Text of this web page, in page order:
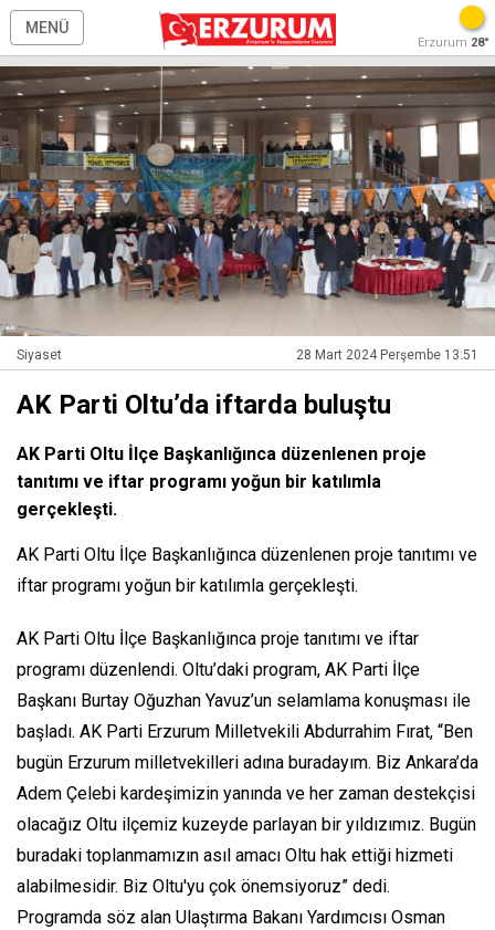
MENÜ
Erzurum 28°
Siyaset 28 Mart 2024 Perşembe 13:51
AK Parti Oltu’da iftarda buluştu
AK Parti Oltu İlçe Başkanlığınca düzenlenen proje
tanıtımı ve iftar programı yoğun bir katılımla
gerçekleşti.
AK Parti Oltu İlçe Başkanlığınca düzenlenen proje tanıtımı ve
iftar programı yoğun bir katılımla gerçekleşti.
AK Parti Oltu İlçe Başkanlığınca proje tanıtımı ve iftar
programı düzenlendi. Oltu’daki program, AK Parti İlçe
Başkanı Burtay Oğuzhan Yavuz’un selamlama konuşması ile
başladı. AK Parti Erzurum Milletvekili Abdurrahim Fırat, “Ben
bugün Erzurum milletvekilleri adına buradayım. Biz Ankara’da
Adem Çelebi kardeşimizin yanında ve her zaman destekçisi
olacağız Oltu ilçemiz kuzeyde parlayan bir yıldızımız. Bugün
buradaki toplanmamızın asıl amacı Oltu hak ettiği hizmeti
alabilmesidir. Biz Oltu'yu çok önemsiyoruz” dedi.
Programda söz alan Ulaştırma Bakanı Yardımcısı Osman